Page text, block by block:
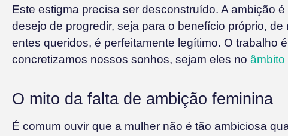
Este estigma precisa ser desconstruído. A ambição
desejo de progredir, seja para o benefício próprio,
entes queridos, é perfeitamente legítimo. O trabalho
concretizamos nossos sonhos, sejam eles no âmbito
O mito da falta de ambição feminina
É comum ouvir que a mulher não é tão ambiciosa